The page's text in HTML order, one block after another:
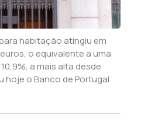
habitação atingiu em
o equivalente a uma
a mais alta desde
hoje o Banco de Portugal